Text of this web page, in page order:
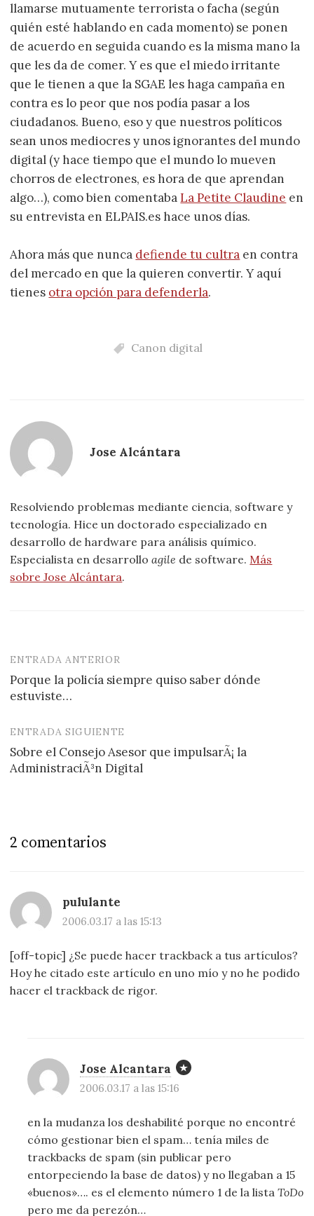
llamarse mutuamente terrorista o facha (según
quién esté hablando en cada momento) se ponen
de acuerdo en seguida cuando es la misma mano la
que les da de comer. Y es que el miedo irritante
que le tienen a que la SGAE les haga campaña en
contra es lo peor que nos podía pasar a los
ciudadanos. Bueno, eso y que nuestros políticos
sean unos mediocres y unos ignorantes del mundo
digital (y hace tiempo que el mundo lo mueven
chorros de electrones, es hora de que aprendan
algo…), como bien comentabaLa Petite Claudine en
su entrevista en ELPAIS.es hace unos días.
Ahora más que nunca defiende tu cultra en contra
del mercado en que la quieren convertir. Y aquí
tienes otra opción para defenderla.
Canon digital
Jose Alcántara
Resolviendo problemas mediante ciencia, software y
tecnología. Hice un doctorado especializado en
desarrollo de hardware para análisis químico.
Especialista en desarrolloagile de software. Más
sobre Jose Alcántara.
Navegación
de
ENTRADA ANTERIOR
Porque la policía siempre quiso saber dónde
estuviste…
ENTRADA SIGUIENTE
Sobre el Consejo Asesor que impulsarÃ¡ la
AdministraciÃ³n Digital
2 comentarios
pululante
2006.03.17 a las 15:13
[off-topic] ¿Se puede hacer trackback a tus artículos?
Hoy he citado este artículo en uno mío y no he podido
hacer el trackback de rigor.
Jose Alcantara
2006.03.17 a las 15:16
en la mudanza los deshabilité porque no encontré
cómo gestionar bien el spam… tenía miles de
trackbacks de spam (sin publicar pero
entorpeciendo la base de datos) y no llegaban a 15
«buenos»…. es el elemento número 1 de la listaToDo
pero me da perezón…